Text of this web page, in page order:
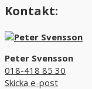
Kontakt:
Peter Svensson
018-418 85 30
Skicka e-post